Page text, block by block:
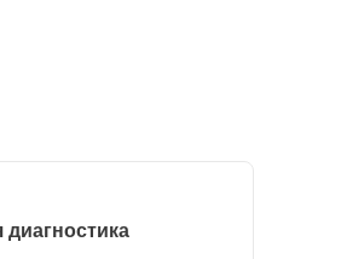
диагностика